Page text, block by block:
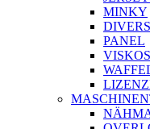
MINKY
PANEL